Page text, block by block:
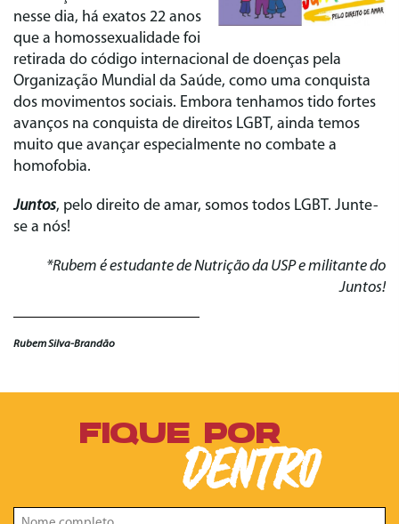
nesse dia, há exatos 22 anos
que a homossexualidade foi
retirada do código internacional de doenças pela
Organização Mundial da Saúde, como uma conquista
dos movimentos sociais. Embora tenhamos tido fortes
avanços na conquista de direitos LGBT, ainda temos
muito que avançar especialmente no combate a
homofobia.
Juntos, pelo direito de amar, somos todos LGBT. Junte-
se a nós!
*Rubem é estudante de Nutrição da USP e militante do
Juntos!
Rubem Silva-Brandão
FIQUE POR
DENTRO